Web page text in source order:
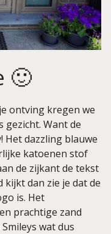
🙂
ontving kregen we
gezicht. Want de
Het dazzling blauwe
katoenen stof
de zijkant de tekst
kijkt dan zie je dat de
is. Het
prachtige zand
wat dus